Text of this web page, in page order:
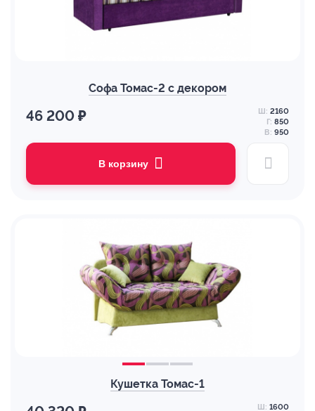
Софа Томас-2 с декором
46 200 ₽ Ш: 2160
Г: 850
В: 950
В корзину
Кушетка Томас-1
Ш: 1600